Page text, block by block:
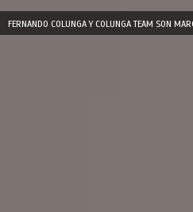
FERNANDO COLUNGA Y COLUNGA TEAM SON